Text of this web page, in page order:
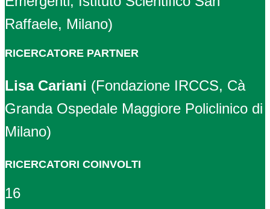
Raffaele, Milano)
RICERCATORE PARTNER
Lisa Cariani (Fondazione IRCCS, Cà
Granda Ospedale Maggiore Policlinico di
Milano)
RICERCATORI COINVOLTI
16